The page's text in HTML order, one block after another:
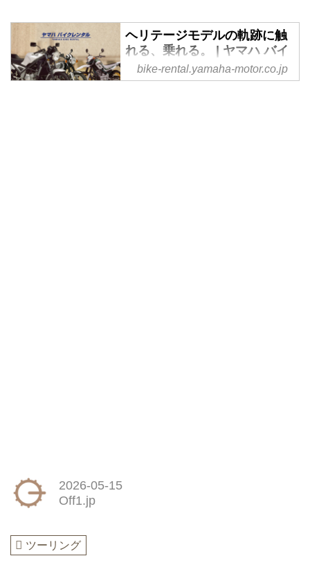
ヘリテージモデルの軌跡に触
れる、乗れる。 | ヤマハ バイ
クレンタル
bike-rental.yamaha-motor.co.jp
2026-05-15
Off1.jp
ツーリング